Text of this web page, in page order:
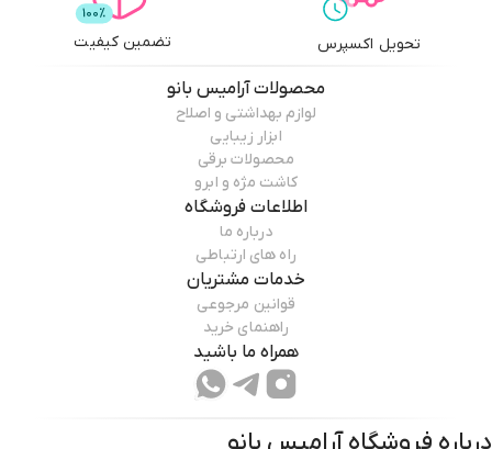
تحویل اکسپرس تضمین کیفیت
محصولاتآرامیس بانو
لوازم بهداشتی و اصلاح
ابزار زیبایی
محصولات برقی
کاشت مژه و ابرو
اطلاعات فروشگاه
درباره ما
راه های ارتباطی
خدمات مشتریان
قوانین مرجوعی
راهنمای خرید
همراه ما باشید